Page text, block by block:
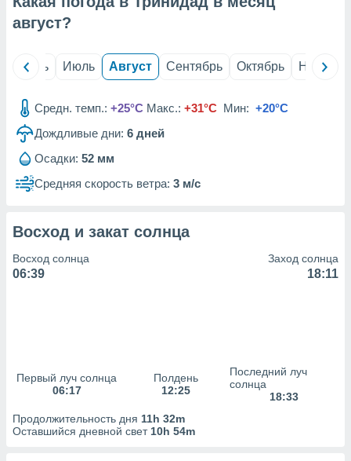
из
данных
наших 1199
август?
Июнь Июль Август Сентябрь Октябрь Ноябрь
Средн. темп.: +25°C Макс.: +31°C Мин: +20°C
Дождливые дни: 6 дней
Осадки: 52 мм
Средняя скорость ветра: 3 м/с
Восход и закат солнца
Восход солнца
06:39
Заход солнца
18:11
Первый луч солнца
06:17
Полдень
12:25
Последний луч
солнца
18:33
Продолжительность дня 11h 32m
Оставшийся дневной свет 10h 54m